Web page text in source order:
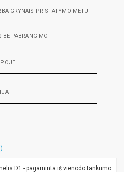
GRYNAIS PRISTATYMO METU
BE PABRANGIMO
D1 - pagaminta iš vienodo tankumo